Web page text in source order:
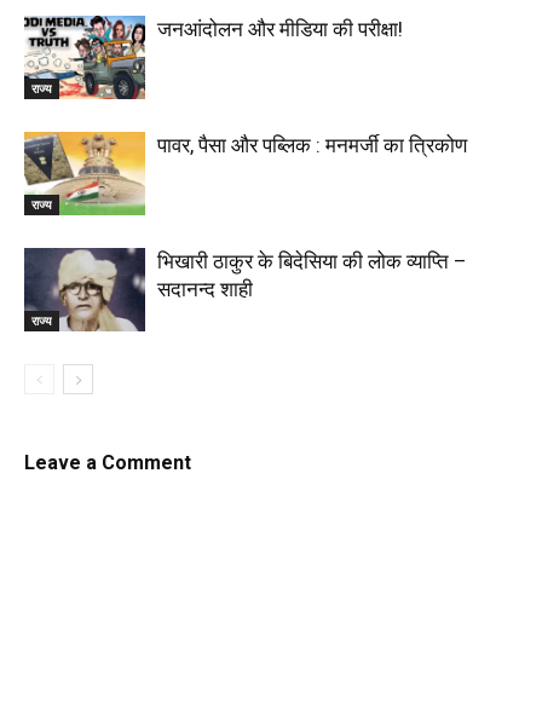
राज्य
जनआंदोलन और मीडिया की परीक्षा!
राज्य
पावर, पैसा और पब्लिक : मनमर्जी का त्रिकोण
राज्य
भिखारी ठाकुर के बिदेसिया की लोक व्याप्ति –
सदानन्द शाही
Leave a Comment